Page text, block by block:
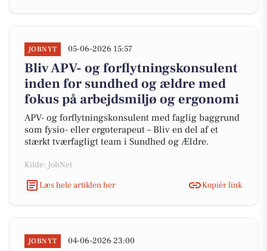
JOBNYT 05-06-2026 15:57
Bliv APV- og forflytningskonsulent
inden for sundhed og ældre med
fokus på arbejdsmiljø og ergonomi
APV- og forflytningskonsulent med faglig baggrund
som fysio- eller ergoterapeut – Bliv en del af et
stærkt tværfagligt team i Sundhed og Ældre.
Kilde: JobNet
Læs hele artiklen her
Kopiér link
JOBNYT 04-06-2026 23:00